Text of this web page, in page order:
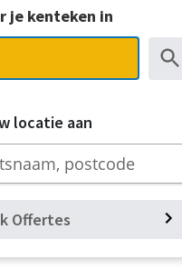
je kenteken in
locatie aan
Offertes